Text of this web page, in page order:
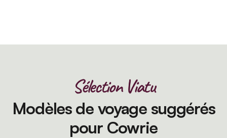
Sélection Viatu
Modèles de voyage suggérés
pour Cowrie